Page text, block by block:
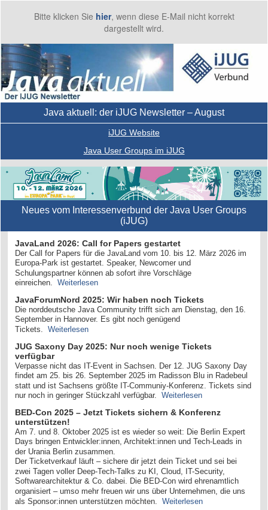
Bitte klicken Sie hier, wenn diese E-Mail nicht korrekt
dargestellt wird.
Java aktuell: der iJUG Newsletter – August
iJUG Website
Java User Groups im iJUG
Neues vom Interessenverbund der Java User Groups
(iJUG)
JavaLand 2026: Call for Papers gestartet
Der Call for Papers für die JavaLand vom 10. bis 12. März 2026 im
Europa-Park ist gestartet. Speaker, Newcomer und
Schulungspartner können ab sofort ihre Vorschläge
einreichen. Weiterlesen
JavaForumNord 2025: Wir haben noch Tickets
Die norddeutsche Java Community trifft sich am Dienstag, den 16.
September in Hannover. Es gibt noch genügend
Tickets.
Weiterlesen
JUG Saxony Day 2025: Nur noch wenige Tickets
verfügbar
Verpasse nicht das IT-Event in Sachsen. Der 12. JUG Saxony Day
findet am 25. bis 26. September 2025 im Radisson Blu in Radebeul
statt und ist Sachsens größte IT-Communiy-Konferenz. Tickets sind
nur noch in geringer Stückzahl verfügbar. Weiterlesen
BED-Con 2025 – Jetzt Tickets sichern & Konferenz
unterstützen!
Am 7. und 8. Oktober 2025 ist es wieder so weit: Die Berlin Expert
Days bringen Entwickler:innen, Architekt:innen und Tech-Leads in
der Urania Berlin zusammen.
Der Ticketverkauf läuft – sichere dir jetzt dein Ticket und sei bei
zwei Tagen voller Deep-Tech-Talks zu KI, Cloud, IT-Security,
Softwarearchitektur & Co. dabei. Die BED-Con wird ehrenamtlich
organisiert – umso mehr freuen wir uns über Unternehmen, die uns
als Sponsor:innen unterstützen möchten.
Weiterlesen